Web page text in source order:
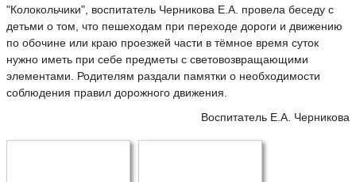
"Колокольчики", воспитатель Черникова Е.А. провела беседу с
детьми о том, что пешеходам при переходе дороги и движению
по обочине или краю проезжей части в тёмное время суток
нужно иметь при себе предметы с световозвращающими
элементами. Родителям раздали памятки о необходимости
соблюдения правил дорожного движения.
Воспитатель Е.А. Черникова